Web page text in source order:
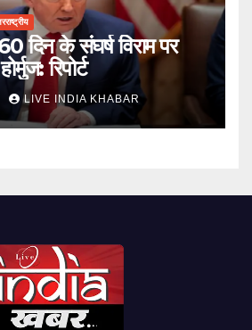
दिन के संघर्ष विराम पर
रिपोर्ट
LIVE INDIA KHABAR